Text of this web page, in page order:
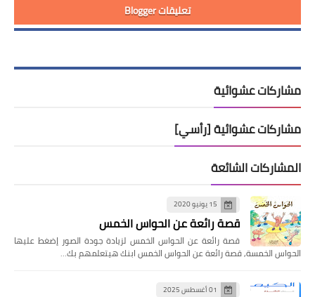
تعليقات Blogger
مشاركات عشوائية
مشاركات عشوائية [رأسي]
المشاركات الشائعة
15 يونيو 2020
قصة رائعة عن الحواس الخمس
قصة رائعة عن الحواس الخمس لزيادة جودة الصور إضغط عليها
الحواس الخمسة, قصة رائعة عن الحواس الخمس ابنك هيتعلمهم بك…
01 أغسطس 2025